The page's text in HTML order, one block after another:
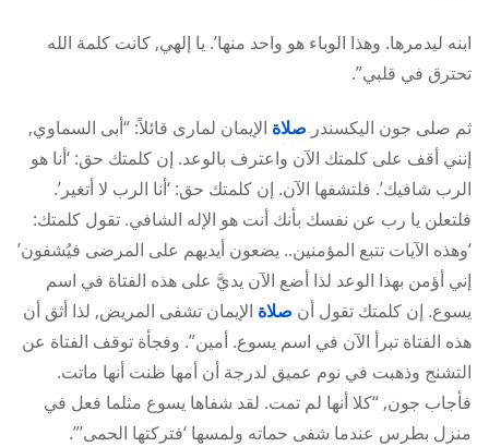
ابنه ليدمرها. وهذا الوباء هو واحد منها’. يا إلهي, كانت كلمة الله
تحترق في قلبي”.
ثم صلى جون اليكسندر صلاة الإيمان لمارى قائلاً: “أبى السماوي,
إنني أقف على كلمتك الآن واعترف بالوعد. إن كلمتك حق: ‘أنا هو
الرب شافيك’. فلتشفها الآن. إن كلمتك حق: ‘أنا الرب لا أتغير’.
فلتعلن يا رب عن نفسك بأنك أنت هو الإله الشافي. تقول كلمتك:
‘وهذه الآيات تتبع المؤمنين.. يضعون أيديهم على المرضى فيُشفون’
إني أؤمن بهذا الوعد لذا أضع الآن يديَّ على هذه الفتاة في اسم
يسوع. إن كلمتك تقول أن صلاة الإيمان تشفى المريض, لذا أثق أن
هذه الفتاة تبرأ الآن في اسم يسوع. أمين”. وفجأة توقف الفتاة عن
التشنج وذهبت في نوم عميق لدرجة أن أمها ظنت أنها ماتت.
فأجاب جون, “كلا أنها لم تمت. لقد شفاها يسوع مثلما فعل في
منزل بطرس عندما شفى حماته ولمسها ‘فتركتها الحمى’”.